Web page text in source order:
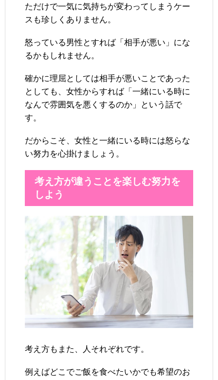
ただけで一気に気持ちが変わってしまうケー
スも珍しくありません。
怒っている男性とすれば「相手が悪い」にな
るかもしれません。
確かに理屈としては相手が悪いことであった
としても、女性からすれば「一緒にいる時に
なんで雰囲気を悪くするのか」という話で
す。
だからこそ、女性と一緒にいる時には怒らな
い努力を心掛けましょう。
考え方が違うことを楽しむ努力を
しよう
考え方もまた、人それぞれです。
例えばどこでご飯を食べたいかでも希望のお